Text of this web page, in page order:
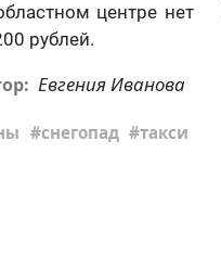
центре нет
рублей.
Евгения Иванова
снегопад такси